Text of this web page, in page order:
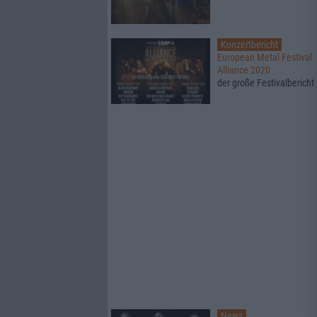
Konzertbericht
European Metal Festival
Alliance 2020
der große Festivalbericht